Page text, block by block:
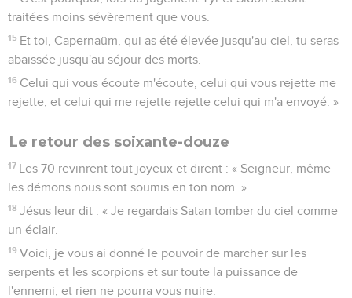
traitées moins sévèrement que vous.
15 Et toi, Capernaüm, qui as été élevée jusqu'au ciel, tu seras
abaissée jusqu'au séjour des morts.
16 Celui qui vous écoute m'écoute, celui qui vous rejette me
rejette, et celui qui me rejette rejette celui qui m'a envoyé. »
Le retour des soixante-douze
17 Les 70 revinrent tout joyeux et dirent : « Seigneur, même
les démons nous sont soumis en ton nom. »
18 Jésus leur dit : « Je regardais Satan tomber du ciel comme
un éclair.
19 Voici, je vous ai donné le pouvoir de marcher sur les
serpents et les scorpions et sur toute la puissance de
l'ennemi, et rien ne pourra vous nuire.